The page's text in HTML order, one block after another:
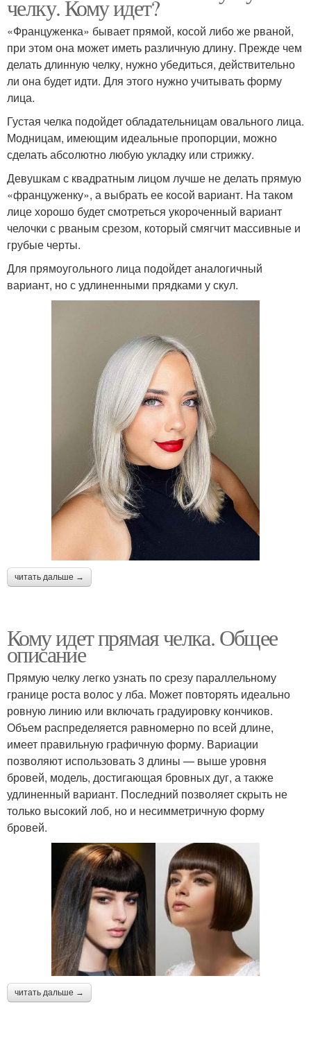
челку. Кому идет?
«Француженка» бывает прямой, косой либо же рваной,
при этом она может иметь различную длину. Прежде чем
делать длинную челку, нужно убедиться, действительно
ли она будет идти. Для этого нужно учитывать форму
лица.
Густая челка подойдет обладательницам овального лица.
Модницам, имеющим идеальные пропорции, можно
сделать абсолютно любую укладку или стрижку.
Девушкам с квадратным лицом лучше не делать прямую
«француженку», а выбрать ее косой вариант. На таком
лице хорошо будет смотреться укороченный вариант
челочки с рваным срезом, который смягчит массивные и
грубые черты.
Для прямоугольного лица подойдет аналогичный
вариант, но с удлиненными прядками у скул.
читать дальше →
Кому идет прямая челка. Общее
описание
Прямую челку легко узнать по срезу параллельному
границе роста волос у лба. Может повторять идеально
ровную линию или включать градуировку кончиков.
Объем распределяется равномерно по всей длине,
имеет правильную графичную форму. Вариации
позволяют использовать 3 длины — выше уровня
бровей, модель, достигающая бровных дуг, а также
удлиненный вариант. Последний позволяет скрыть не
только высокий лоб, но и несимметричную форму
бровей.
читать дальше →